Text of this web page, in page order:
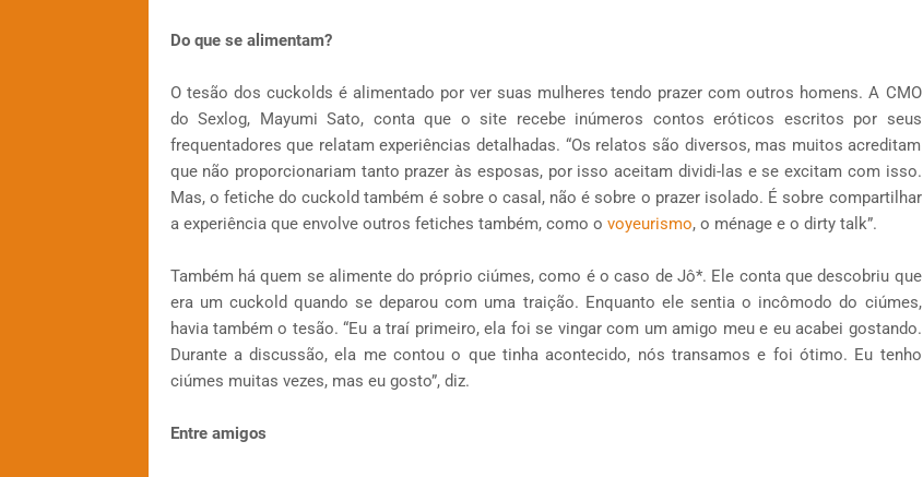
Do que se alimentam?
O tesão dos cuckolds é alimentado por ver suas mulheres tendo prazer com outros homens. A CMO
do Sexlog, Mayumi Sato, conta que o site recebe inúmeros contos eróticos escritos por seus
frequentadores que relatam experiências detalhadas. “Os relatos são diversos, mas muitos acreditam
que não proporcionariam tanto prazer às esposas, por isso aceitam dividi-las e se excitam com isso.
Mas, o fetiche do cuckold também é sobre o casal, não é sobre o prazer isolado. É sobre compartilhar
a experiência que envolve outros fetiches também, como o voyeurismo, o ménage e o dirty talk”.
Também há quem se alimente do próprio ciúmes, como é o caso de Jô*. Ele conta que descobriu que
era um cuckold quando se deparou com uma traição. Enquanto ele sentia o incômodo do ciúmes,
havia também o tesão. “Eu a traí primeiro, ela foi se vingar com um amigo meu e eu acabei gostando.
Durante a discussão, ela me contou o que tinha acontecido, nós transamos e foi ótimo. Eu tenho
ciúmes muitas vezes, mas eu gosto”, diz.
Entre amigos